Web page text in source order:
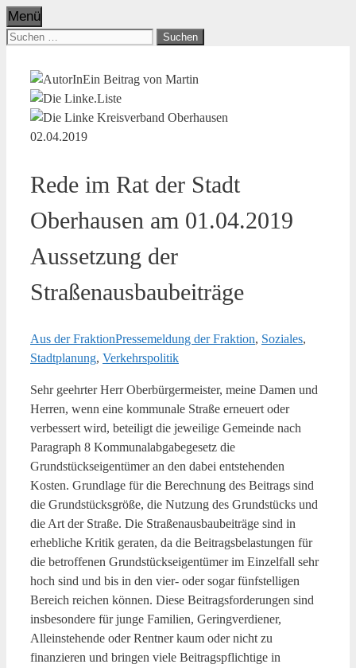
Menü
Suchen
Ein Beitrag von Martin
02.04.2019
Rede im Rat der Stadt
Oberhausen am 01.04.2019
Aussetzung der
Straßenausbaubeiträge
Aus der FraktionPressemeldung der Fraktion, Soziales,
Stadtplanung, Verkehrspolitik
Sehr geehrter Herr Oberbürgermeister, meine Damen und
Herren, wenn eine kommunale Straße erneuert oder
verbessert wird, beteiligt die jeweilige Gemeinde nach
Paragraph 8 Kommunalabgabegesetz die
Grundstückseigentümer an den dabei entstehenden
Kosten. Grundlage für die Berechnung des Beitrags sind
die Grundstücksgröße, die Nutzung des Grundstücks und
die Art der Straße. Die Straßenausbaubeiträge sind in
erhebliche Kritik geraten, da die Beitragsbelastungen für
die betroffenen Grundstückseigentümer im Einzelfall sehr
hoch sind und bis in den vier- oder sogar fünfstelligen
Bereich reichen können. Diese Beitragsforderungen sind
insbesondere für junge Familien, Geringverdiener,
Alleinstehende oder Rentner kaum oder nicht zu
finanzieren und bringen viele Beitragspflichtige in